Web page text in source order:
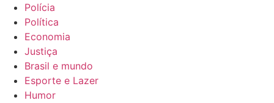
Polícia
Política
Economia
Justiça
Brasil e mundo
Esporte e Lazer
Humor